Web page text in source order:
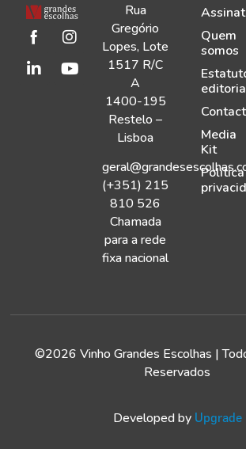
Rua
Gregório
Lopes, Lote
1517 R/C
A
1400-195
Restelo –
Lisboa
(+351) 215
810 526
Chamada
para a rede
fixa nacional
Quem
somos
Media
Kit
©2026 Vinho Grandes Escolhas |
Reservados
Developed by Upgrade